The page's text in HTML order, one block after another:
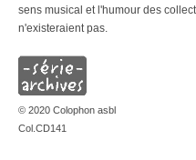
sens musical et l'humour des
n'existeraient pas.
© 2020 Colophon asbl
Col.CD141